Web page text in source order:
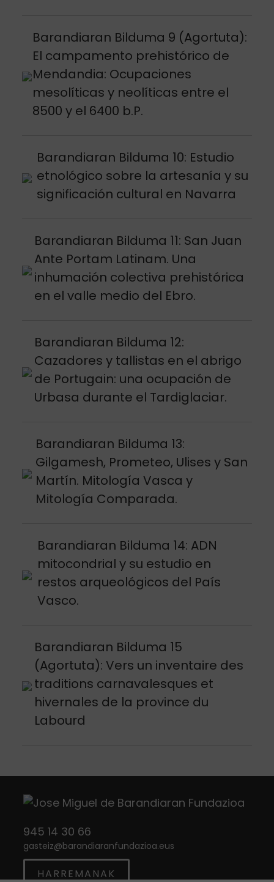
Barandiaran Bilduma 9 (Agortuta):
El campamento prehistórico de
Mendandia: Ocupaciones
mesolíticas y neolíticas entre el
8500 y el 6400 b.P.
Argitalpena ikusi
Barandiaran Bilduma 10: Estudio
etnológico sobre la artesanía y su
significación cultural en Navarra
Argitalpena ikusi
Barandiaran Bilduma 11: San Juan
Ante Portam Latinam. Una
inhumación colectiva prehistórica
en el valle medio del Ebro.
Argitalpena ikusi
Barandiaran Bilduma 12:
Cazadores y tallistas en el abrigo
de Portugain: una ocupación de
Urbasa durante el Tardiglaciar.
Argitalpena ikusi
Barandiaran Bilduma 13:
Gilgamesh, Prometeo, Ulises y San
Martín. Mitología Vasca y
Mitología Comparada.
Argitalpena ikusi
Barandiaran Bilduma 14: ADN
mitocondrial y su estudio en
restos arqueológicos del País
Vasco.
Argitalpena ikusi
Barandiaran Bilduma 15
(Agortuta): Vers un inventaire des
traditions carnavalesques et
hivernales de la province du
Labourd
Argitalpena ikusi
945 14 30 66
gasteiz@barandiaranfundazioa.eus
HARREMANAK